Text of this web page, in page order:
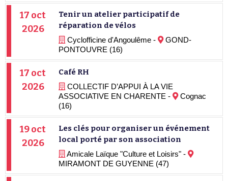
17 oct
2026
Tenir un atelier participatif de
réparation de vélos
Cyclofficine d'Angoulême -
GOND-
PONTOUVRE (16)
17 oct
2026
Café RH
COLLECTIF D’APPUI À LA VIE
ASSOCIATIVE EN CHARENTE -
Cognac
(16)
19 oct
2026
Les clés pour organiser un événement
local porté par son association
Amicale Laïque "Culture et Loisirs" -
MIRAMONT DE GUYENNE (47)